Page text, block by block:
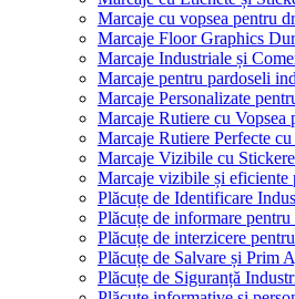
Marcaje cu vopsea pentru
Marcaje Floor Graphics
Marcaje Industriale și
Marcaje pentru pardoseli
Marcaje Personalizate
Marcaje Rutiere cu
Marcaje Rutiere Perfecte
Marcaje Vizibile cu
Marcaje vizibile și eficiente
Plăcuțe de Identificare
Plăcuțe de informare
Plăcuțe de interzicere
Plăcuțe de Salvare și Prim
Plăcuțe de Siguranță